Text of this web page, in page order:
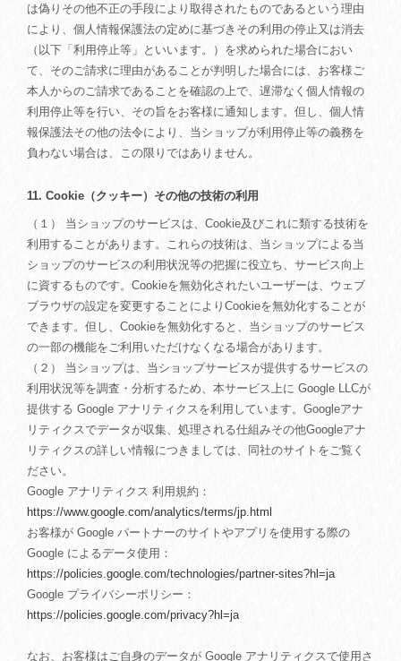
は偽りその他不正の手段により取得されたものであるという理由
により、個人情報保護法の定めに基づきその利用の停止又は消去
（以下「利用停止等」といいます。）を求められた場合におい
て、そのご請求に理由があることが判明した場合には、お客様ご
本人からのご請求であることを確認の上で、遅滞なく個人情報の
利用停止等を行い、その旨をお客様に通知します。但し、個人情
報保護法その他の法令により、当ショップが利用停止等の義務を
負わない場合は、この限りではありません。
11. Cookie（クッキー）その他の技術の利用
（１） 当ショップのサービスは、Cookie及びこれに類する技術を
利用することがあります。これらの技術は、当ショップによる当
ショップのサービスの利用状況等の把握に役立ち、サービス向上
に資するものです。Cookieを無効化されたいユーザーは、ウェブ
ブラウザの設定を変更することによりCookieを無効化することが
できます。但し、Cookieを無効化すると、当ショップのサービス
の一部の機能をご利用いただけなくなる場合があります。
（２） 当ショップは、当ショップサービスが提供するサービスの
利用状況等を調査・分析するため、本サービス上に Google LLCが
提供する Google アナリティクスを利用しています。Googleアナ
リティクスでデータが収集、処理される仕組みその他Googleアナ
リティクスの詳しい情報につきましては、同社のサイトをご覧く
ださい。
Google アナリティクス 利用規約：
https://www.google.com/analytics/terms/jp.html
お客様が Google パートナーのサイトやアプリを使用する際の
Google によるデータ使用：
https://policies.google.com/technologies/partner-sites?hl=ja
Google プライバシーポリシー：
https://policies.google.com/privacy?hl=ja
なお、お客様はご自身のデータが Google アナリティクスで使用さ